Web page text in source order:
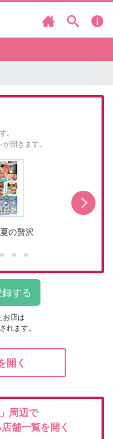
。
開きます。
の贅沢
お店は
れます。
開く
」周辺で
舗一覧を開く